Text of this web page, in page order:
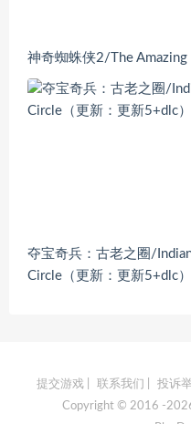
神奇蜘蛛侠2/The Amazing
夺宝奇兵：古老之圈/
Circle（更新：更新5+dlc）
提交游戏| 联系我们 投诉
Copyright © 2016 -